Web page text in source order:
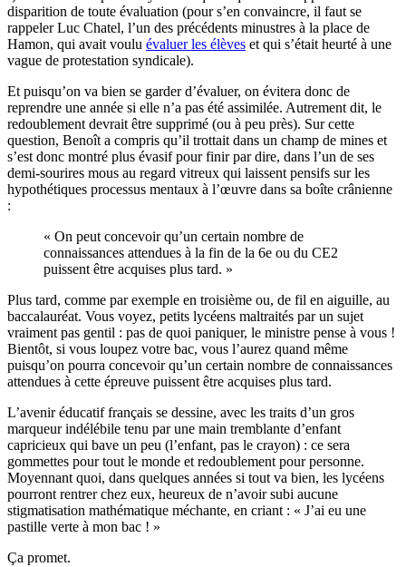
disparition de toute évaluation (pour s’en convaincre, il faut se
rappeler Luc Chatel, l’un des précédents minustres à la place de
Hamon, qui avait voulu évaluer les élèves et qui s’était heurté à une
vague de protestation syndicale).
Et puisqu’on va bien se garder d’évaluer, on évitera donc de
reprendre une année si elle n’a pas été assimilée. Autrement dit, le
redoublement devrait être supprimé (ou à peu près). Sur cette
question, Benoît a compris qu’il trottait dans un champ de mines et
s’est donc montré plus évasif pour finir par dire, dans l’un de ses
demi-sourires mous au regard vitreux qui laissent pensifs sur les
hypothétiques processus mentaux à l’œuvre dans sa boîte crânienne
:
« On peut concevoir qu’un certain nombre de
connaissances attendues à la fin de la 6e ou du CE2
puissent être acquises plus tard. »
Plus tard, comme par exemple en troisième ou, de fil en aiguille, au
baccalauréat. Vous voyez, petits lycéens maltraités par un sujet
vraiment pas gentil : pas de quoi paniquer, le ministre pense à vous !
Bientôt, si vous loupez votre bac, vous l’aurez quand même
puisqu’on pourra concevoir qu’un certain nombre de connaissances
attendues à cette épreuve puissent être acquises plus tard.
L’avenir éducatif français se dessine, avec les traits d’un gros
marqueur indélébile tenu par une main tremblante d’enfant
capricieux qui bave un peu (l’enfant, pas le crayon) : ce sera
gommettes pour tout le monde et redoublement pour personne.
Moyennant quoi, dans quelques années si tout va bien, les lycéens
pourront rentrer chez eux, heureux de n’avoir subi aucune
stigmatisation mathématique méchante, en criant : « J’ai eu une
pastille verte à mon bac ! »
Ça promet.